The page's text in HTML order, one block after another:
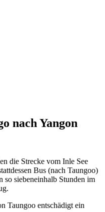
nach Yangon
die Strecke vom Inle See
Bus (nach Taungoo)
siebeneinhalb Stunden im
Taungoo entschädigt ein